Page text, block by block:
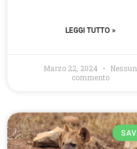
LEGGI TUTTO »
Marzo 22, 2024
Nessun
commento